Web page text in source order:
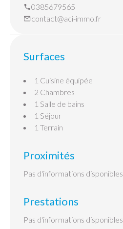
0385679565
contact@aci-immo.fr
Surfaces
1 Cuisine équipée
2 Chambres
1 Salle de bains
1 Séjour
1 Terrain
Proximités
Pas d'informations disponibles
Prestations
Pas d'informations disponibles